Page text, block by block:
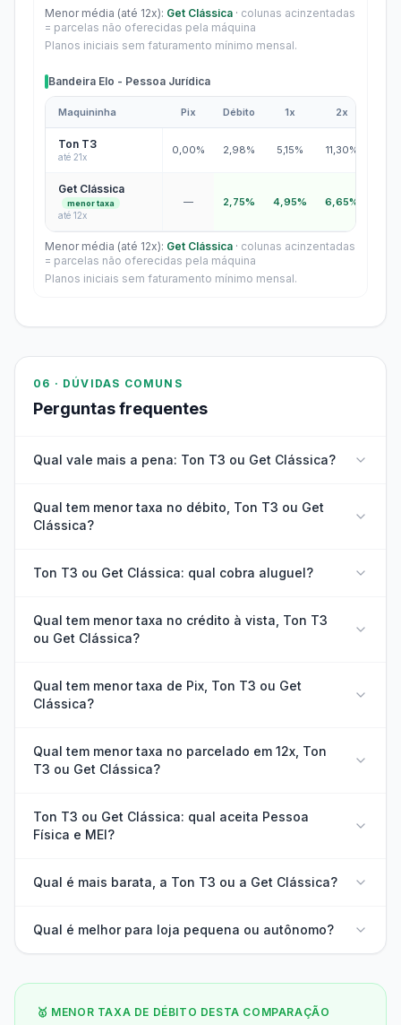
Menor média (até 12x): Get Clássica · colunas acinzentadas
= parcelas não oferecidas pela máquina
Planos iniciais sem faturamento mínimo mensal.
Bandeira Elo - Pessoa Jurídica
Maquininha Pix Débito 1x 2x
Ton T3
até 21x
0,00% 2,98% 5,15% 11,30%
Get Clássica
menor taxa
até 12x
— 2,75% 4,95% 6,65%
Menor média (até 12x): Get Clássica · colunas acinzentadas
= parcelas não oferecidas pela máquina
Planos iniciais sem faturamento mínimo mensal.
06 · DÚVIDAS COMUNS
Perguntas frequentes
Qual vale mais a pena: Ton T3 ou Get Clássica?
Qual tem menor taxa no débito, Ton T3 ou Get
Clássica?
Ton T3 ou Get Clássica: qual cobra aluguel?
Qual tem menor taxa no crédito à vista, Ton T3
ou Get Clássica?
Qual tem menor taxa de Pix, Ton T3 ou Get
Clássica?
Qual tem menor taxa no parcelado em 12x, Ton
T3 ou Get Clássica?
Ton T3 ou Get Clássica: qual aceita Pessoa
Física e MEI?
Qual é mais barata, a Ton T3 ou a Get Clássica?
Qual é melhor para loja pequena ou autônomo?
🥇 MENOR TAXA DE DÉBITO DESTA COMPARAÇÃO